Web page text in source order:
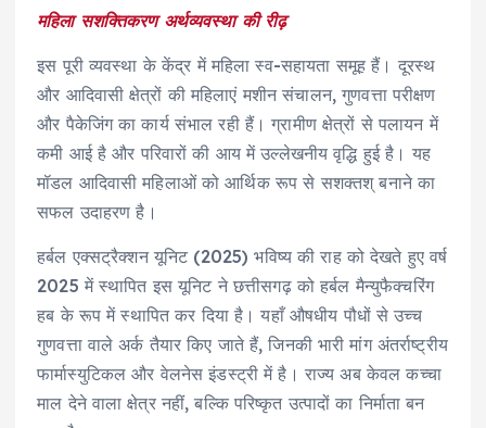
महिला सशक्तिकरण अर्थव्यवस्था की रीढ़
इस पूरी व्यवस्था के केंद्र में महिला स्व-सहायता समूह हैं। दूरस्थ
और आदिवासी क्षेत्रों की महिलाएं मशीन संचालन, गुणवत्ता परीक्षण
और पैकेजिंग का कार्य संभाल रही हैं। ग्रामीण क्षेत्रों से पलायन में
कमी आई है और परिवारों की आय में उल्लेखनीय वृद्धि हुई है। यह
मॉडल आदिवासी महिलाओं को आर्थिक रूप से सशक्तश् बनाने का
सफल उदाहरण है।
हर्बल एक्सट्रैक्शन यूनिट (2025) भविष्य की राह को देखते हुए वर्ष
2025 में स्थापित इस यूनिट ने छत्तीसगढ़ को हर्बल मैन्युफैक्चरिंग
हब के रूप में स्थापित कर दिया है। यहाँ औषधीय पौधों से उच्च
गुणवत्ता वाले अर्क तैयार किए जाते हैं, जिनकी भारी मांग अंतर्राष्ट्रीय
फार्मास्युटिकल और वेलनेस इंडस्ट्री में है। राज्य अब केवल कच्चा
माल देने वाला क्षेत्र नहीं, बल्कि परिष्कृत उत्पादों का निर्माता बन